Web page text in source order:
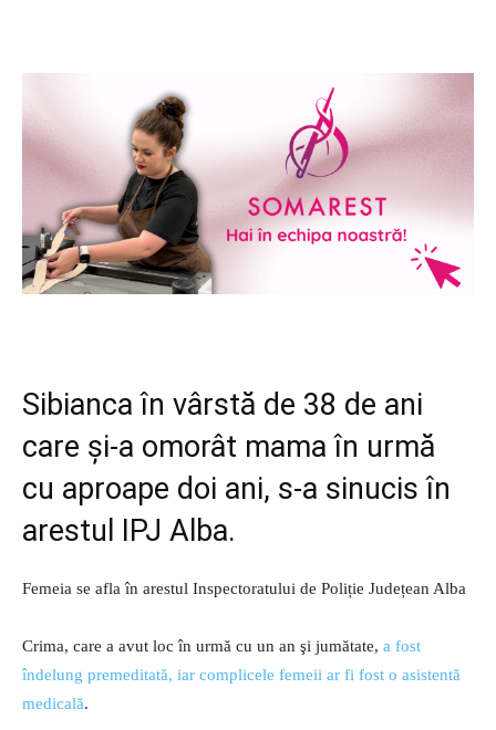
Sibianca în vârstă de 38 de ani
care și-a omorât mama în urmă
cu aproape doi ani, s-a sinucis în
arestul IPJ Alba.
Femeia se afla în arestul Inspectoratului de Poliție Județean Alba
Crima, care a avut loc în urmă cu un an şi jumătate, a fost
îndelung premeditată, iar complicele femeii ar fi fost o asistentă
medicală.